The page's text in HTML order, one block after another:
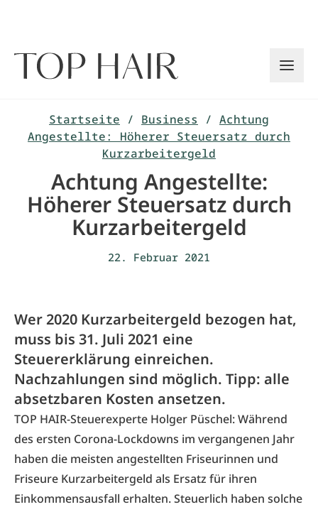
Startseite / Business / Achtung
Angestellte: Höherer Steuersatz durch
Kurzarbeitergeld
Achtung Angestellte:
Höherer Steuersatz durch
Kurzarbeitergeld
22. Februar 2021
Wer 2020 Kurzarbeitergeld bezogen hat,
muss bis 31. Juli 2021 eine
Steuererklärung einreichen.
Nachzahlungen sind möglich. Tipp: alle
absetzbaren Kosten ansetzen.
TOP HAIR-Steuerexperte Holger Püschel: Während
des ersten Corona-Lockdowns im vergangenen Jahr
haben die meisten angestellten Friseurinnen und
Friseure Kurzarbeitergeld als Ersatz für ihren
Einkommensausfall erhalten. Steuerlich haben solche